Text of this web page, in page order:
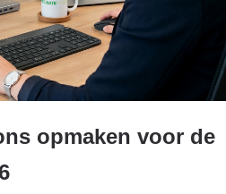
opmaken voor de